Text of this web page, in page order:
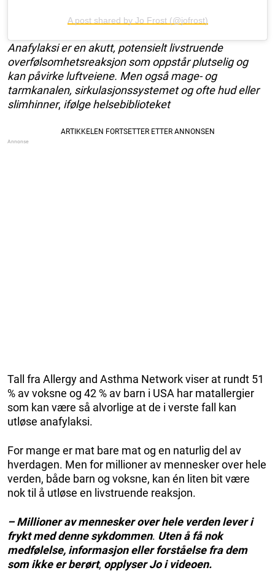
A post shared by Jo Frost (@jofrost)
Anafylaksi er en akutt, potensielt livstruende
overfølsomhetsreaksjon som oppstår plutselig og
kan påvirke luftveiene. Men også mage- og
tarmkanalen, sirkulasjonssystemet og ofte hud eller
slimhinner, ifølge helsebiblioteket
Tall fra Allergy and Asthma Network viser at rundt 51
% av voksne og 42 % av barn i USA har matallergier
som kan være så alvorlige at de i verste fall kan
utløse anafylaksi.
For mange er mat bare mat og en naturlig del av
hverdagen. Men for millioner av mennesker over hele
verden, både barn og voksne, kan én liten bit være
nok til å utløse en livstruende reaksjon.
– Millioner av mennesker over hele verden lever i
frykt med denne sykdommen. Uten å få nok
medfølelse, informasjon eller forståelse fra dem
som ikke er berørt, opplyser Jo i videoen.